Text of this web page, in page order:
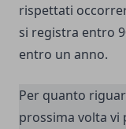
rispettati
si registra entro
entro un anno.
Per quanto
prossima volta vi